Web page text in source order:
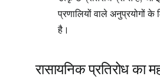
प्रणालियों वाले अनुप्रयोगों के
है।
रासायनिक प्रतिरोध का